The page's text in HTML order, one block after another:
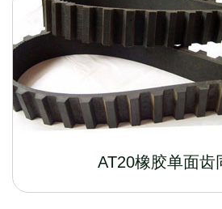
AT20橡胶单面齿